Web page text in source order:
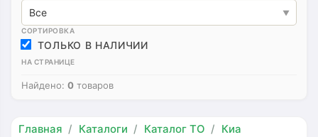
Все
СОРТИРОВКА
ТОЛЬКО В НАЛИЧИИ
НА СТРАНИЦЕ
Найдено: 0 товаров
Главная Каталоги Каталог ТО
Киа